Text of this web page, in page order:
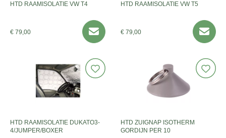
HTD RAAMISOLATIE VW T4
€ 79,00
HTD RAAMISOLATIE VW T5
€ 79,00
HTD RAAMISOLATIE DUKATO3-
4/JUMPER/BOXER
HTD ZUIGNAP ISOTHERM
GORDIJN PER 10